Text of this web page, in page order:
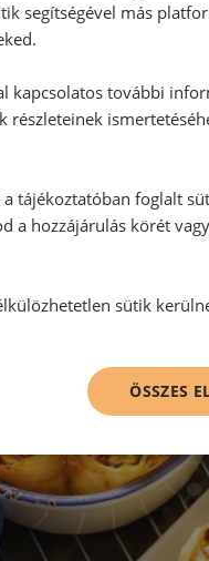
öntetéhez
tálaljuk.
egyéb
édes-
segítségével más
kapcsolatos további
részleteinek
tájékoztatóban foglalt
a hozzájárulás körét
sütik
ÖSSZES